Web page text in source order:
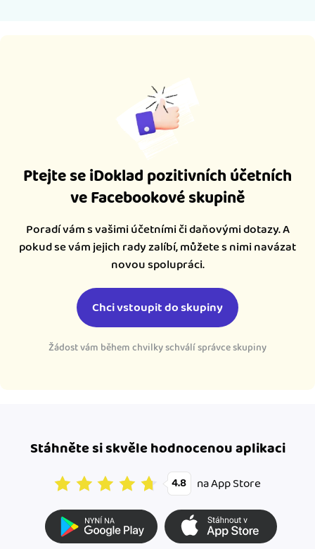
Ptejte se iDoklad pozitivních účetních
ve Facebookové skupině
Poradí vám s vašimi účetními či daňovými dotazy. A
pokud se vám jejich rady zalíbí, můžete s nimi navázat
novou spolupráci.
Chci vstoupit do skupiny
Žádost vám během chvilky schválí správce skupiny
Stáhněte si skvěle hodnocenou aplikaci
4.8 na App Store